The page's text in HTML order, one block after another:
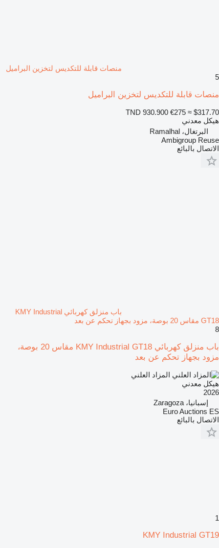
منصات قابلة للتكديس لتخزين البراميل
5
منصات قابلة للتكديس لتخزين البراميل
TND 930.900 €275 ≈ $317.70
هيكل معدني
البرتغال، Ramalhal
Ambigroup Reuse
الاتصال بالبائع
باب منزلق كهربائي KMY Industrial
GT18 مقاس 20 بوصة، مزود بجهاز تحكم عن بعد
8
باب منزلق كهربائي KMY Industrial GT18 مقاس 20 بوصة،
مزود بجهاز تحكم عن بعد
المزاد العلني
هيكل معدني
2026
إسبانيا، Zaragoza
Euro Auctions ES
الاتصال بالبائع
1
KMY Industrial GT19